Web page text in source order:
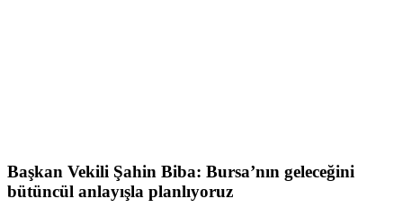
Başkan Vekili Şahin Biba: Bursa’nın geleceğini
bütüncül anlayışla planlıyoruz